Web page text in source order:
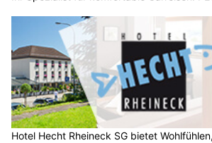
Hotel Hecht Rheineck SG bietet